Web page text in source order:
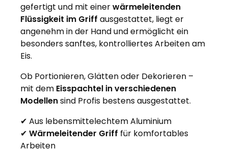
gefertigt und mit einerwärmeleitenden
Flüssigkeit im Griff ausgestattet, liegt er
angenehm in der Hand und ermöglicht ein
besonders sanftes, kontrolliertes Arbeiten am
Eis.
Ob Portionieren, Glätten oder Dekorieren –
mit dem Eisspachtel in verschiedenen
Modellensind Profis bestens ausgestattet.
✔ Aus lebensmittelechtem Aluminium
✔ Wärmeleitender Griff für komfortables
Arbeiten